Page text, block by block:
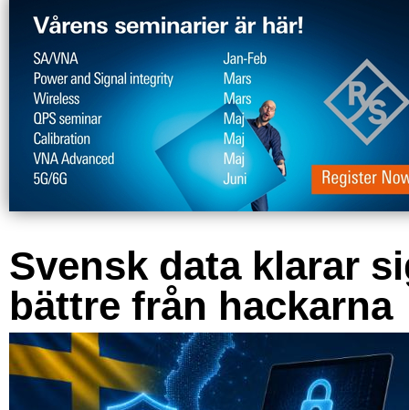
Svensk data klarar
bättre från hackarna